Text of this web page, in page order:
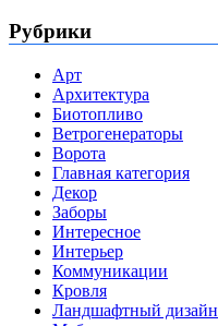
Рубрики
Арт
Архитектура
Биотопливо
Ветрогенераторы
Ворота
Главная категория
Декор
Заборы
Интересное
Интерьер
Коммуникации
Кровля
Ландшафтный дизайн